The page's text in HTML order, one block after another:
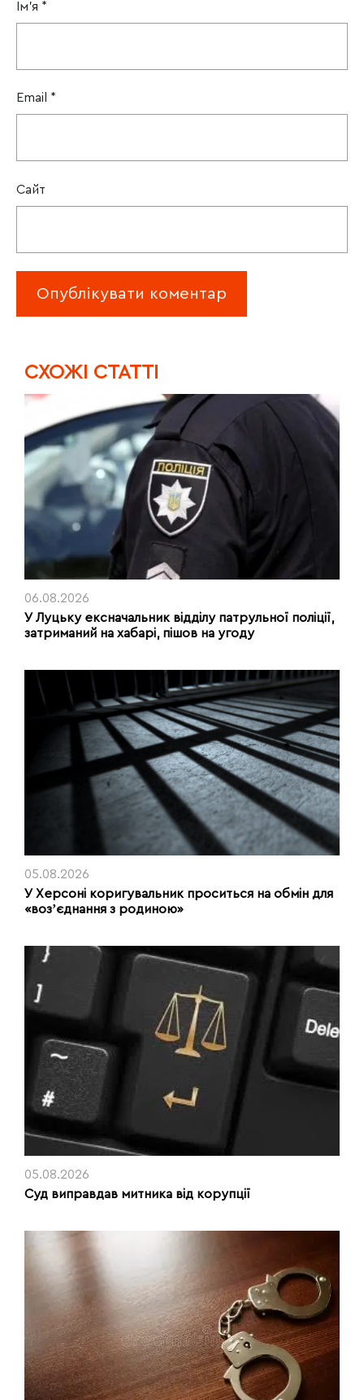
Ім'я *
Email *
Сайт
CХОЖІ СТАТТІ
06.08.2026
У Луцьку ексначальник відділу патрульної поліції,
затриманий на хабарі, пішов на угоду
05.08.2026
У Херсоні коригувальник проситься на обмін для
«возʼєднання з родиною»
05.08.2026
Суд виправдав митника від корупції